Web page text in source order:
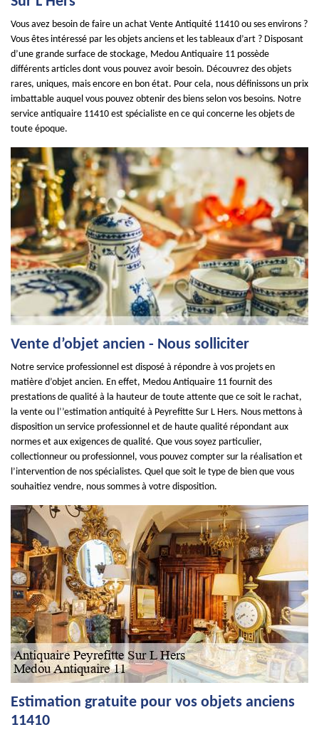
Vous avez besoin de faire un achat Vente Antiquité 11410 ou ses environs ?
Vous êtes intéressé par les objets anciens et les tableaux d’art ? Disposant
d’une grande surface de stockage, Medou Antiquaire 11 possède
différents articles dont vous pouvez avoir besoin. Découvrez des objets
rares, uniques, mais encore en bon état. Pour cela, nous définissons un prix
imbattable auquel vous pouvez obtenir des biens selon vos besoins. Notre
service antiquaire 11410 est spécialiste en ce qui concerne les objets de
toute époque.
Vente d’objet ancien - Nous solliciter
Notre service professionnel est disposé à répondre à vos projets en
matière d’objet ancien. En effet, Medou Antiquaire 11 fournit des
prestations de qualité à la hauteur de toute attente que ce soit le rachat,
la vente ou l’’estimation antiquité à Peyrefitte Sur L Hers. Nous mettons à
disposition un service professionnel et de haute qualité répondant aux
normes et aux exigences de qualité. Que vous soyez particulier,
collectionneur ou professionnel, vous pouvez compter sur la réalisation et
l’intervention de nos spécialistes. Quel que soit le type de bien que vous
souhaitiez vendre, nous sommes à votre disposition.
Estimation gratuite pour vos objets anciens
11410